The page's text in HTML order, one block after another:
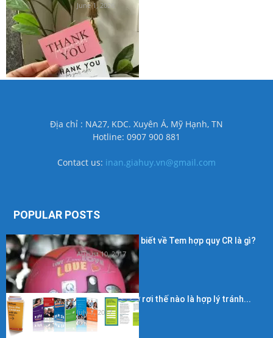
June 1, 2026
Địa chỉ : NA27, KDC. Xuyên Á, Mỹ Hạnh, TN
Hotline: 0907 900 881
Contact us: inan.giahuy.vn@gmail.com
POPULAR POSTS
Những điều cần biết về Tem hợp quy CR là gì?
August 10, 2017
Kích thước in tờ rơi thế nào là hợp lý tránh...
July 7, 2017